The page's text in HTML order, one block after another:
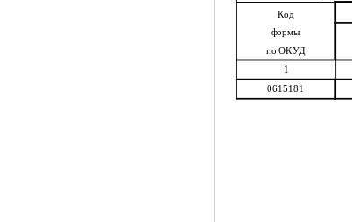
Код
формы
по ОКУД
1
0615181